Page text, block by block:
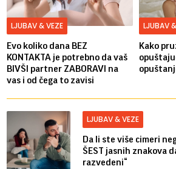
LJUBAV & VEZE
Evo koliko dana BEZ
KONTAKTA je potrebno da vaš
BIVŠI partner ZABORAVI na
vas i od čega to zavisi
LJUBAV
Kako
LJUBAV & VEZE
Da li ste više cimeri
ŠEST jasnih znakova
razvedeni“